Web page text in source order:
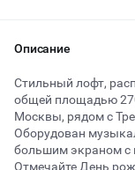
Описание
Стильный лофт,
общей площадью
Москвы, рядом с
Оборудован
большим экраном с
Отмечайте День
от 2500 ₽ за
Тип мероприятия